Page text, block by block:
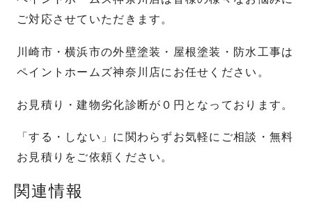
ご対応させていただきます。
川崎市・横浜市の外壁塗装・屋根塗装・防水工事は
ペイントホームズ神奈川店にお任せください。
お見積り・建物劣化診断が０円となっております。
「する・しない」に関わらずお気軽にご相談・無料
お見積りをご依頼ください。
関連情報